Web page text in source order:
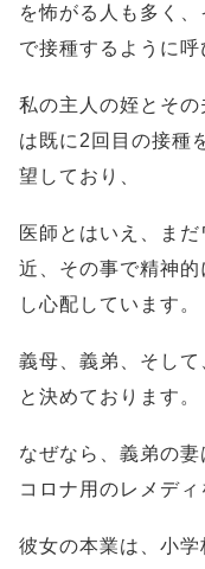
を怖がる人も多く
で接種するように呼
私の主人の姪とそ
は既に2回目の接種
望しており、
医師とはいえ、ま
近、その事で精神
し心配しています。
義母、義弟、そし
と決めております。
なぜなら、義弟の妻
コロナ用のレメディ
彼女の本業は、小